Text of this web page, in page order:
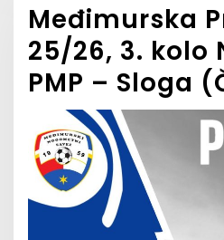
Međimurska
25/26, 3. kolo
PMP – Sloga